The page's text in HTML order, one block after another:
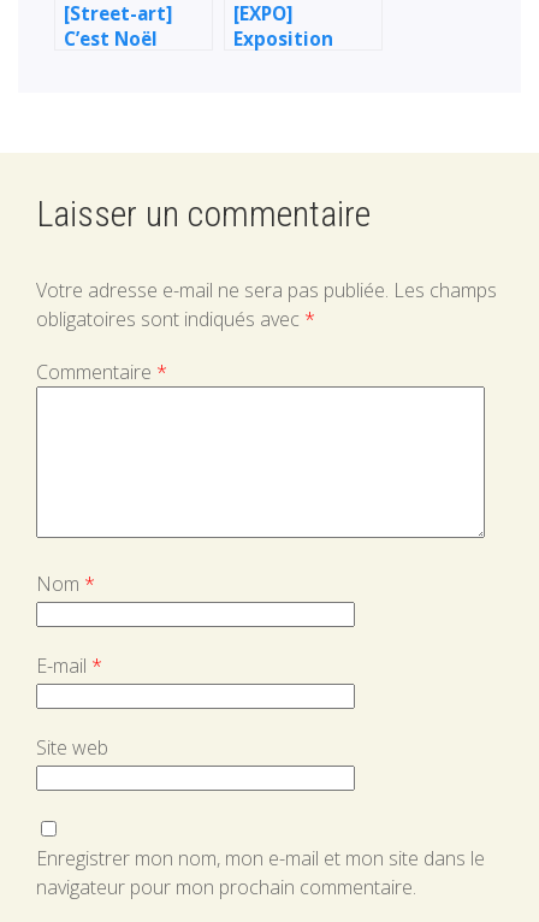
[Street-art]
C’est Noël
[EXPO]
Exposition
Laisser un commentaire
Votre adresse e-mail ne sera pas publiée. Les champs
obligatoires sont indiqués avec *
Commentaire *
Nom *
E-mail *
Site web
Enregistrer mon nom, mon e-mail et mon site dans le
navigateur pour mon prochain commentaire.